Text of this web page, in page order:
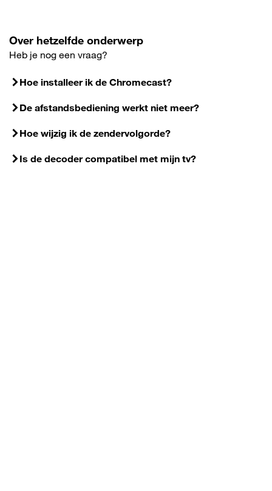
Over hetzelfde onderwerp
Heb je nog een vraag?
Hoe installeer ik de Chromecast?
De afstandsbediening werkt niet meer?
Hoe wijzig ik de zendervolgorde?
Is de decoder compatibel met mijn tv?